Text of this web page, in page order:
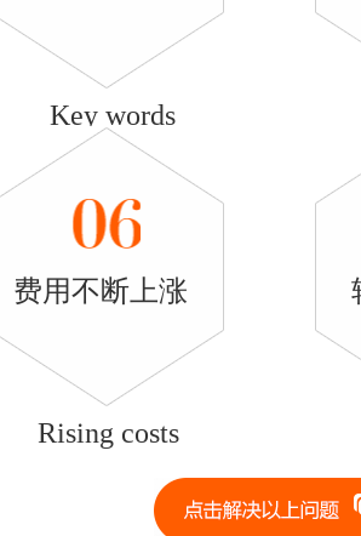
Key words
is not
费用不断上涨
Rising costs